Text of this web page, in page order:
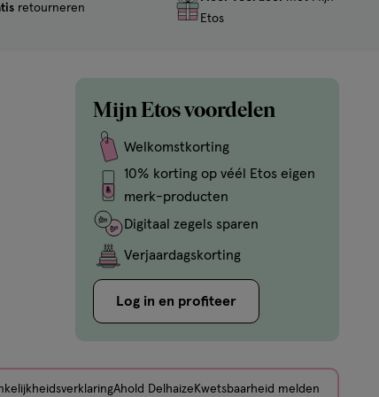
retourneren
Etos
Mijn Etos voordelen
Welkomstkorting
10% korting op véél Etos eigen
merk-producten
Digitaal zegels sparen
Verjaardagskorting
Log in en profiteer
Ahold Delhaize Kwetsbaarheid melden